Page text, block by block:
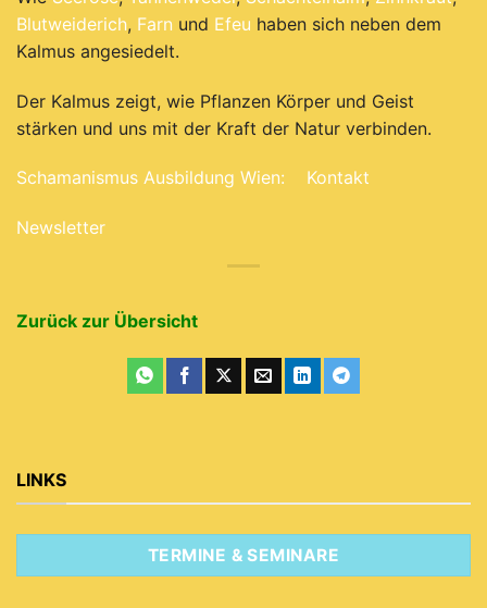
Blutweiderich, Farn und Efeu haben sich neben dem
Kalmus angesiedelt.
Der Kalmus zeigt, wie Pflanzen Körper und Geist
stärken und uns mit der Kraft der Natur verbinden.
Schamanismus Ausbildung Wien: Kontakt
Newsletter
Zurück zur Übersicht
LINKS
TERMINE & SEMINARE